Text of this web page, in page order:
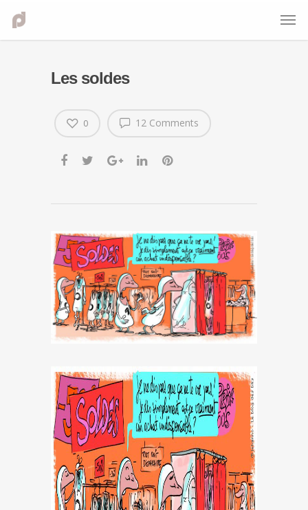
Les soldes
12 Comments
0